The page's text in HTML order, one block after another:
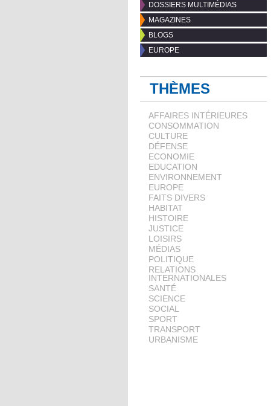
DOSSIERS MULTIMÉDIAS
MAGAZINES
BLOGS
EUROPE
THÈMES
AFFAIRES INTÉRIEURES
CONSOMMATION
CULTURE
DÉFENSE
ECONOMIE
EDUCATION
ENVIRONNEMENT
EUROPE
FAITS DIVERS
HABITAT
HISTOIRE
JUSTICE
LOISIRS
MÉDIAS
POLITIQUE
RELATIONS
INTERNATIONALES
SANTÉ
SCIENCE
SOCIAL
SPORT
TRANSPORT
URBANISME